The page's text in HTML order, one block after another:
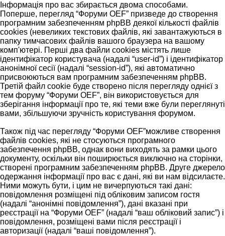
Інформація про вас збирається двома способами.
Поперше, перегляд “Форуми OEF” призведе до створення
програмним забезпеченням phpBB деякої кількості файлів
cookies (невеликих текстових файлів, які завантажуються в
папку тимчасових файлів вашого браузера на вашому
комп'ютері. Перші два файли cookies містять лише
ідентифікатор користувача (надалі “user-id”) і ідентифікатор
анонімної сесії (надалі “session-id”), які автоматично
присвоюються вам програмним забезпеченням phpBB.
Третій файл cookie буде створено після перегляду однієї з
тем форуму “Форуми OEF”, він використовується для
зберігання інформації про те, які теми вже були переглянуті
вами, збільшуючи зручність користування форумом.
Також під час перегляду “Форуми OEF”можливе створення
файлів cookies, які не стосуються програмного
забезпечення phpBB, однак вони виходять за рамки цього
документу, оскільки він поширюється виключно на сторінки,
створені програмним забезпеченням phpBB. Друге джерело
одержання інформації про вас є дані, які ви нам відсилаєте.
Ними можуть бути, і цим не вичерпуються такі дані:
повідомлення розміщені під обліковим записом гостя
(надалі “анонімні повідомлення”), дані вказані при
реєстрації на “Форуми OEF” (надалі “ваш обліковий запис”) і
повідомлення, розміщені вами після реєстрації і
авторизації (надалі “ваші повідомлення”).